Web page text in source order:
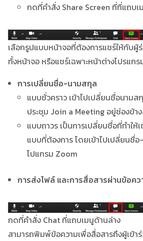
กดที่คำสั่ง Share Screen ที่ที่แถบเ
เลือกรูปแบบหน้าจอที่ต้องการแชร์ให้กับผู้
ทั้งหน้าจอ หรือแชร์เฉพาะหน้าต่างโปรแกร
การเปลี่ยนชื่อ-นามสกุล
แบบชั่วคราว เข้าไปเปลี่ยนชื่อนามส
ประชุม Join a Meeting อยู่ช่องข้า
แบบถาวร เป็นการเปลี่ยนชื่อที่ทำให้
แบบที่ต้องการ โดยเข้าไปเปลี่ยนชื่
โปแกรม Zoom
การส่งไฟล์ และการสื่อสารผ่านข้อคว
กดที่คำสั่ง Chat ที่แถบเมนูด้านล่าง
สามารถพิมพ์ข้อความเพื่อสื่อสารถึงผู้เข้า